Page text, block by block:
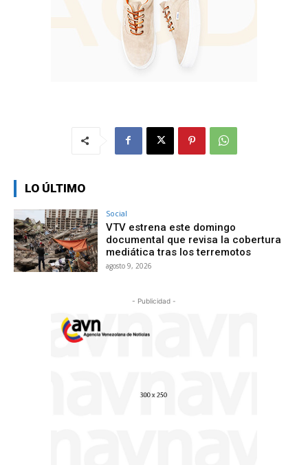
LO ÚLTIMO
Social
VTV estrena este domingo
documental que revisa la cobertura
mediática tras los terremotos
agosto 9, 2026
- Publicidad -